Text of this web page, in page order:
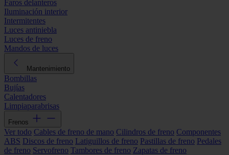
Faros delanteros
Iluminación interior
Intermitentes
Luces antiniebla
Luces de freno
Mandos de luces
Mantenimiento
Bombillas
Bujías
Calentadores
Limpiaparabrisas
Frenos
Ver todo Cables de freno de mano Cilindros de freno Componentes
ABS Discos de freno Latiguillos de freno Pastillas de freno Pedales
de freno Servofreno Tambores de freno Zapatas de freno